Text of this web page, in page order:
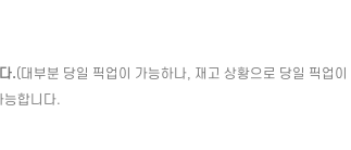
.(대부분 당일 픽업이 가능하나, 재고 상황으로 당일 픽업
능합니다.